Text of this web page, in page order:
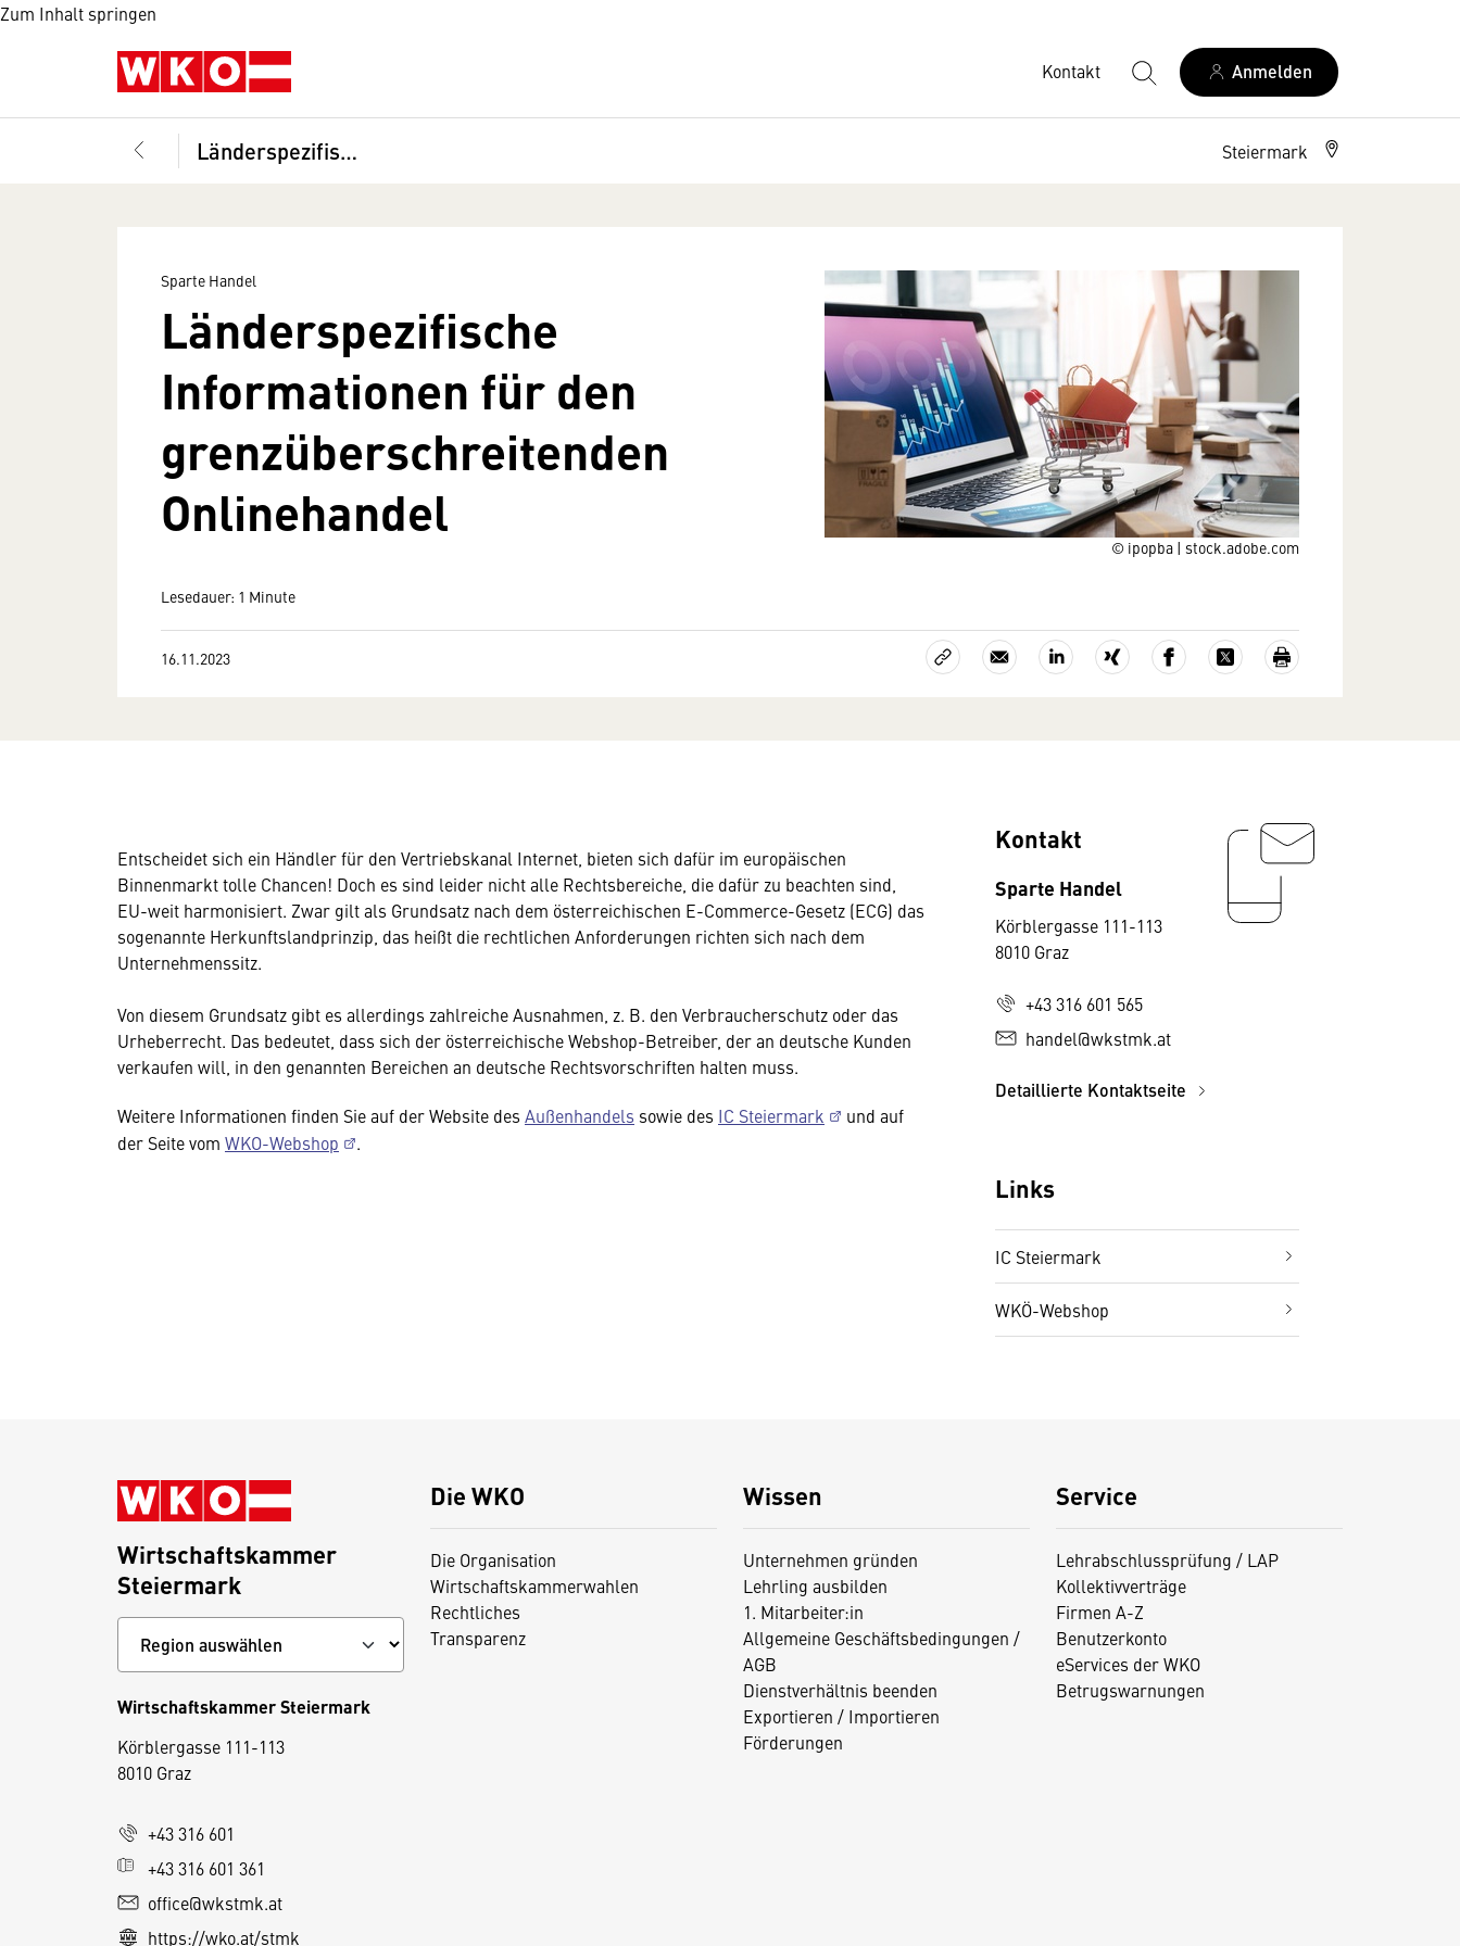
Zum Inhalt springen
Kontakt Anmelden
Länderspezifische Informationen für den grenzüberschreitenden Onlinehandel Steiermark
© ipopba | stock.adobe.com
Sparte Handel
Länderspezifische
Informationen für den
grenzüberschreitenden
Onlinehandel
Lesedauer: 1 Minute
16.11.2023
Entscheidet sich ein Händler für den Vertriebskanal Internet, bieten sich dafür im europäischen
Binnenmarkt tolle Chancen! Doch es sind leider nicht alle Rechtsbereiche, die dafür zu beachten sind,
EU-weit harmonisiert. Zwar gilt als Grundsatz nach dem österreichischen E-Commerce-Gesetz (ECG) das
sogenannte Herkunftslandprinzip, das heißt die rechtlichen Anforderungen richten sich nach dem
Unternehmenssitz.
Von diesem Grundsatz gibt es allerdings zahlreiche Ausnahmen, z. B. den Verbraucherschutz oder das
Urheberrecht. Das bedeutet, dass sich der österreichische Webshop-Betreiber, der an deutsche Kunden
verkaufen will, in den genannten Bereichen an deutsche Rechtsvorschriften halten muss.
Weitere Informationen finden Sie auf der Website des Außenhandels sowie des IC Steiermark
und auf
der Seite vom WKO-Webshop .
Kontakt
Sparte Handel
Körblergasse 111-113
8010 Graz
+43 316 601 565
handel@wkstmk.at
Detaillierte Kontaktseite
Links
IC Steiermark
WKÖ-Webshop
Die WKO
Die Organisation
Wirtschaftskammerwahlen
Rechtliches
Transparenz
Wissen
Unternehmen gründen
Lehrling ausbilden
1. Mitarbeiter:in
Allgemeine Geschäftsbedingungen /
AGB
Dienstverhältnis beenden
Exportieren / Importieren
Förderungen
Service
Lehrabschlussprüfung / LAP
Kollektivverträge
Firmen A-Z
Benutzerkonto
eServices der WKO
Betrugswarnungen
Wirtschaftskammer
Steiermark
Wirtschaftskammer Steiermark
Körblergasse 111-113
8010 Graz
+43 316 601
+43 316 601 361
office@wkstmk.at
https://wko.at/stmk